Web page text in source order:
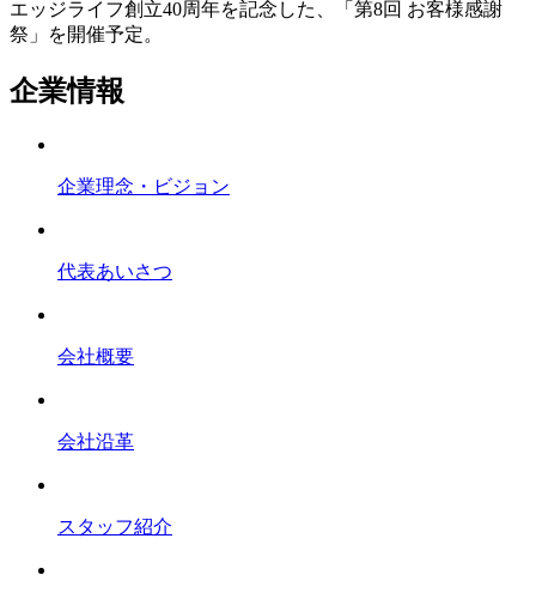
エッジライフ創立40周年を記念した、「第8回 お客様感謝
祭」を開催予定。
企業情報
企業理念・ビジョン
代表あいさつ
会社概要
会社沿革
スタッフ紹介